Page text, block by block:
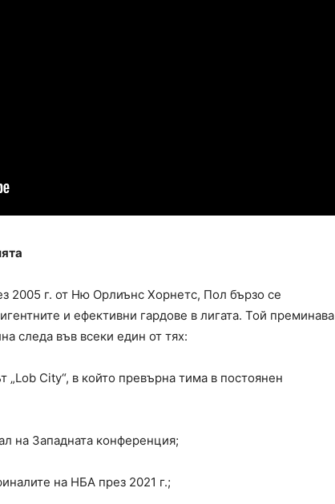
2005 г. от Ню Орлиънс Хорнетс, Пол бързо се
и ефективни гардове в лигата. Той преминава
следа във всеки един от тях:
City“, в който превърна тима в постоянен
на Западната конференция;
на НБА през 2021 г.;